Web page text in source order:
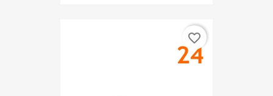
favorite_border